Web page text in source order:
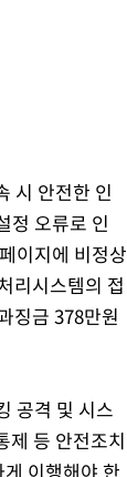
시 안전한 인
정 오류로 인
이지에 비정상
리시스템의 접
징금 378만원
공격 및 시스
제 등 안전조치
이행해야 한